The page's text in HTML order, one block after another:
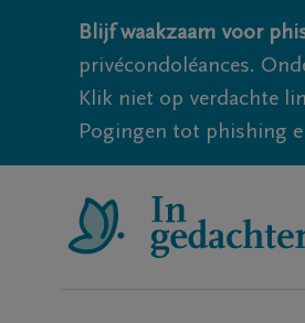
Blijf waakzaam voor
privécondoléances.
Klik niet op verdachte
Pogingen tot phishing